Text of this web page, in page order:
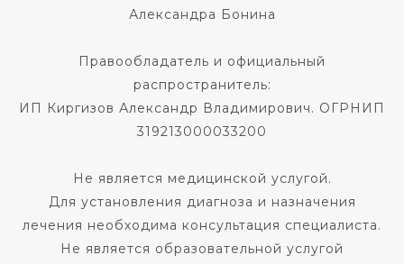
Александра Бонина
Правообладатель и официальный
распространитель:
ИП Киргизов Александр Владимирович. ОГРНИП
319213000033200
Не является медицинской услугой.
Для установления диагноза и назначения
лечения необходима консультация специалиста.
Не является образовательной услугой